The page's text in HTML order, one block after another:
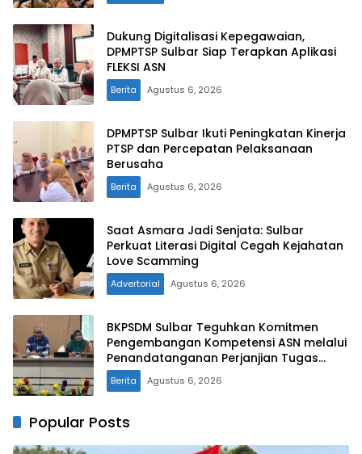
Dukung Digitalisasi Kepegawaian,
DPMPTSP Sulbar Siap Terapkan Aplikasi
FLEKSI ASN
Berita Agustus 6, 2026
DPMPTSP Sulbar Ikuti Peningkatan Kinerja
PTSP dan Percepatan Pelaksanaan
Berusaha
Berita Agustus 6, 2026
Saat Asmara Jadi Senjata: Sulbar
Perkuat Literasi Digital Cegah Kejahatan
Advertorial Agustus 6, 2026
BKPSDM Sulbar Teguhkan Komitmen
Pengembangan Kompetensi ASN melalui
Penandatanganan Perjanjian Tugas
Belajar 2026
Berita Agustus 6, 2026
Popular Posts